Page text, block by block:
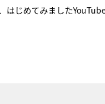
はじめてみました